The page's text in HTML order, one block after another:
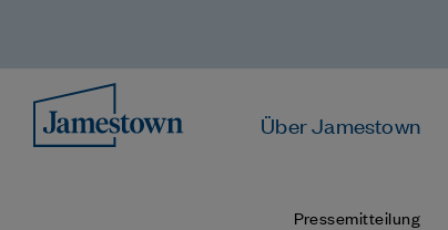
Über Jamestown
Pressemitteilung